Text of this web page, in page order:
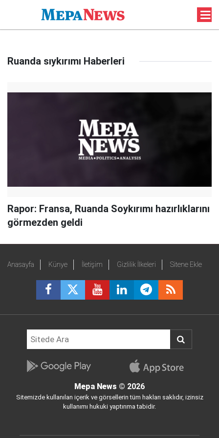
Ruanda sıykırımı Haberleri
Rapor: Fransa, Ruanda Soykırımı hazırlıklarını
görmezden geldi
Anasayfa Künye İletişim Gizlilik İlkeleri Sitene Ekle
Mepa News © 2026
Sitemizde kullanılan içerik ve görsellerin tüm hakları saklıdır, izinsiz
kullanımı hukuki yaptırıma tabidir.